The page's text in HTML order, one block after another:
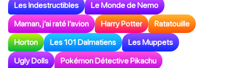
Les Indestructibles Le Monde de Nemo
Maman, j’ai raté l’avion Harry Potter Ratatouille
Horton Les 101 Dalmatiens Les Muppets
Ugly Dolls Pokémon Détective Pikachu